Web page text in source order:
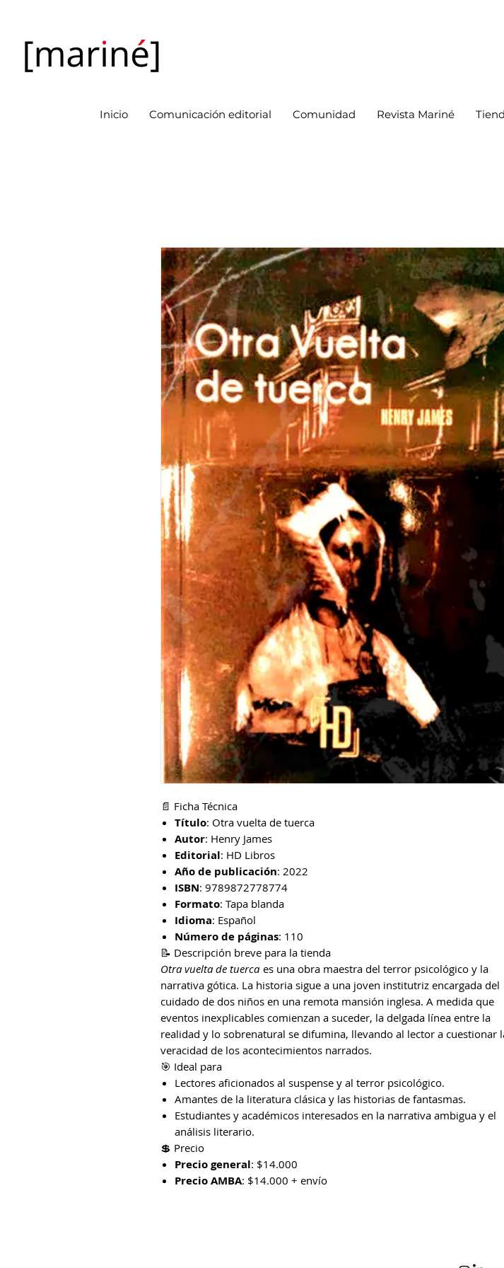
Inicio Comunicación editorial Comunidad Revista Mariné
📄 Ficha Técnica
Título: Otra vuelta de tuerca
Autor: Henry James
Editorial: HD Libros
Año de publicación: 2022
ISBN: 9789872778774
Formato: Tapa blanda
Idioma: Español
Número de páginas: 110
📝 Descripción breve para la tienda
Otra vuelta de tuerca es una obra maestra del terror psicológico y la
narrativa gótica. La historia sigue a una joven institutriz encargada del
cuidado de dos niños en una remota mansión inglesa. A medida que
eventos inexplicables comienzan a suceder, la delgada línea entre la
realidad y lo sobrenatural se difumina, llevando al lector a cuestionar
veracidad de los acontecimientos narrados.
🎯 Ideal para
Lectores aficionados al suspense y al terror psicológico.
Amantes de la literatura clásica y las historias de fantasmas.
Estudiantes y académicos interesados en la narrativa ambigua y el
análisis literario.
💲 Precio
Precio general: $14.000
Precio AMBA: $14.000 + envío